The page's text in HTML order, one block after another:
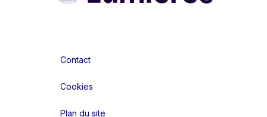
Contact
Cookies
Plan du site